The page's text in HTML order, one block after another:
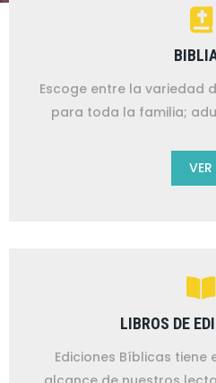
Escoge entre la variedad
para toda la familia;
VER
LIBROS DE
Ediciones Bíblicas tiene